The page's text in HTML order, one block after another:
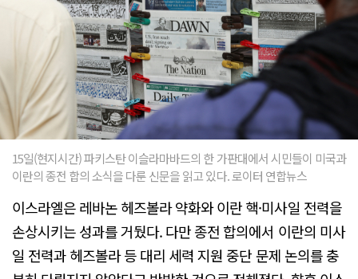
15일(현지시간) 파키스탄 이슬라마바드의 한 가판대에서 시민들이 미국과
이란의 종전 합의 소식을 다룬 신문을 읽고 있다. 로이터 연합뉴스
이스라엘은 레바논 헤즈볼라 약화와 이란 핵·미사일 전력을
손상시키는 성과를 거뒀다. 다만 종전 합의에서 이란의 미사
일 전력과 헤즈볼라 등 대리 세력 지원 중단 문제 논의를 충